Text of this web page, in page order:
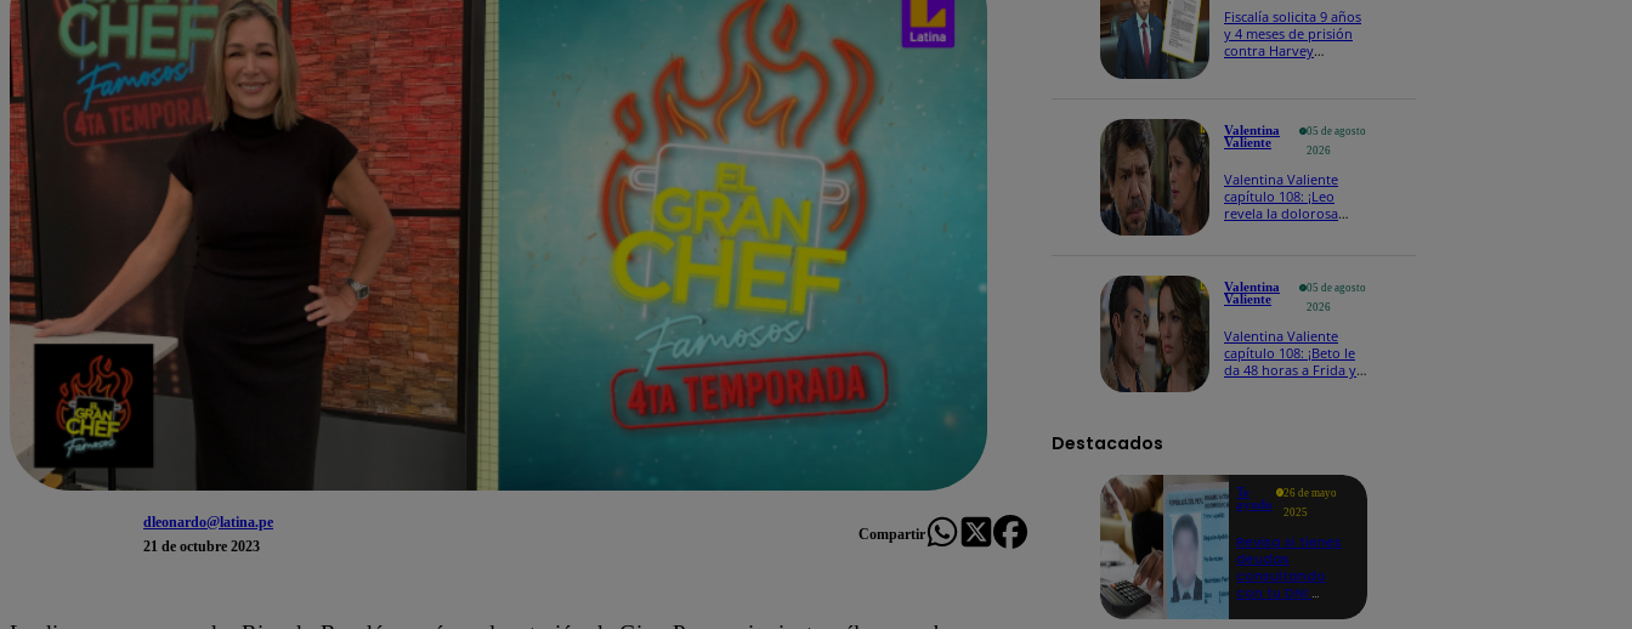
dleonardo@latina.pe
21 de octubre 2023
Compartir
Fiscalía solicita 9 años
y 4 meses de prisión
contra Harvey
Valentina
Valiente
05 de agosto
2026
Valentina Valiente
capítulo 108: ¡Leo
revela la dolorosa
Valentina
Valiente
05 de agosto
2026
Valentina Valiente
capítulo 108: ¡Beto le
da 48 horas a Frida y
Destacados
Te
ayudo
26 de mayo
2025
Revisa si tienes
deudas
consultando
con tu DNI: